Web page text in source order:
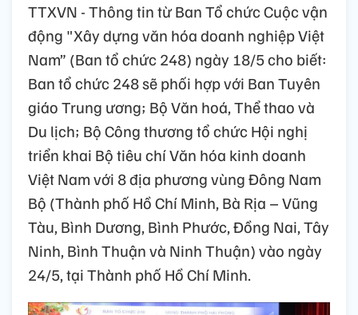
TTXVN - Thông tin từ Ban Tổ chức Cuộc vận
động "Xây dựng văn hóa doanh nghiệp Việt
Nam” (Ban tổ chức 248) ngày 18/5 cho biết:
Ban tổ chức 248 sẽ phối hợp với Ban Tuyên
giáo Trung ương; Bộ Văn hoá, Thể thao và
Du lịch; Bộ Công thương tổ chức Hội nghị
triển khai Bộ tiêu chí Văn hóa kinh doanh
Việt Nam với 8 địa phương vùng Đông Nam
Bộ (Thành phố Hồ Chí Minh, Bà Rịa – Vũng
Tàu, Bình Dương, Bình Phước, Đồng Nai, Tây
Ninh, Bình Thuận và Ninh Thuận) vào ngày
24/5, tại Thành phố Hồ Chí Minh.